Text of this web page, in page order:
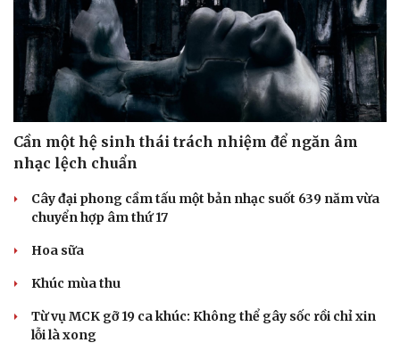
Cần một hệ sinh thái trách nhiệm để ngăn âm
nhạc lệch chuẩn
Cây đại phong cầm tấu một bản nhạc suốt 639 năm vừa
chuyển hợp âm thứ 17
Hoa sữa
Khúc mùa thu
Từ vụ MCK gỡ 19 ca khúc: Không thể gây sốc rồi chỉ xin
lỗi là xong